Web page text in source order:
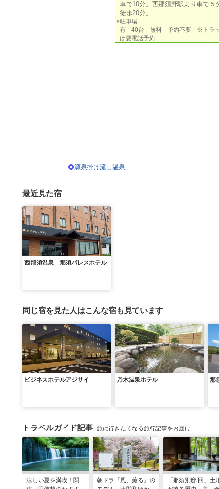
車で10分。西那須野駅より車で５
徒歩20分。
駐車場
有 40台 無料 予約不要 ※トラ
は要電話予約
源泉掛け流し温泉
最近見た宿
西那須温泉 那須パレスホテル
同じ宿を見た人はこんな宿も見ています
ビジネスホテルアジサイ 乃木温泉ホテル 那
トラベルガイド記事 旅に行きたくなる旅行記事をお届け
涼しい夏を満喫！関
朝ドラ『風、薫る』の
「那須別邸 回」土